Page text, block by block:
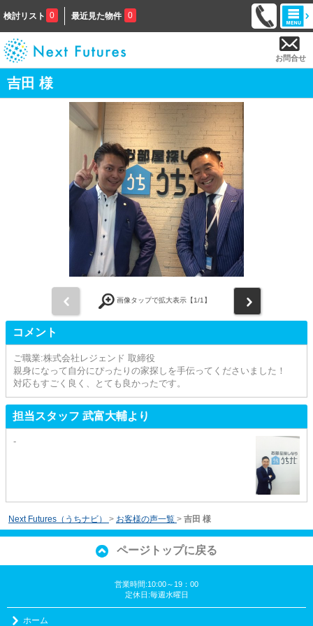
検討リスト 0 最近見た物件 0
お問合せ
吉田 様
画像タップで拡大表示【1/1】
コメント
ご職業:株式会社レジェンド 取締役
親身になって自分にぴったりの家探しを手伝ってくださいました！
対応もすごく良く、とても良かったです。
担当スタッフ 武富大輔より
-
Next Futures（うちナビ） > お客様の声一覧 > 吉田 様
ページトップに戻る
営業時間:10:00～19：00
定休日:毎週水曜日
ホーム